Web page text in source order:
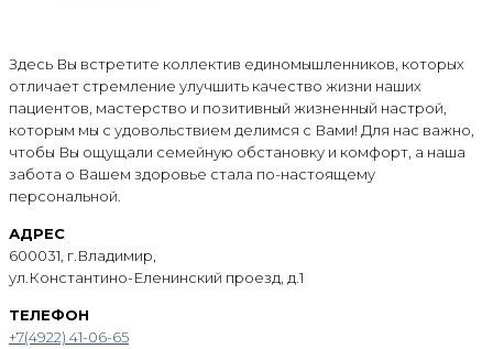
Здесь Вы встретите коллектив единомышленников, которых
отличает стремление улучшить качество жизни наших
пациентов, мастерство и позитивный жизненный настрой,
которым мы с удовольствием делимся с Вами! Для нас важно,
чтобы Вы ощущали семейную обстановку и комфорт, а наша
забота о Вашем здоровье стала по-настоящему
персональной.
АДРЕС
600031, г.Владимир,
ул.Константино-Еленинский проезд, д.1
ТЕЛЕФОН
+7(4922) 41-06-65